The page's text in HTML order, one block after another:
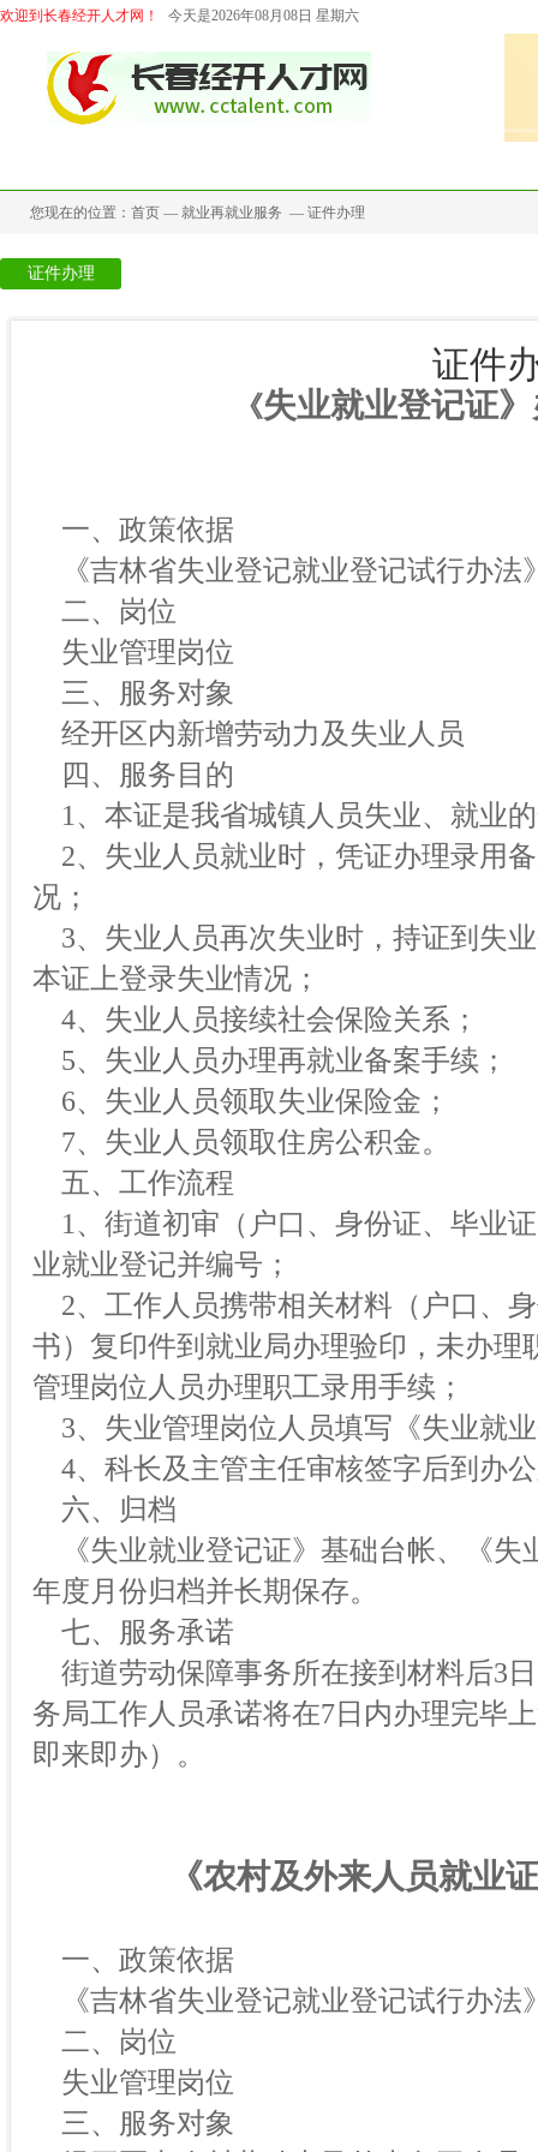
欢迎到长春经开人才网！ 今天是2026年08月08日 星期六
您现在的位置： 首页 — 就业再就业服务 — 证件办理
证件办理
证件
《失业就业登记证
一、政策依据
《吉林省失业登记就业登记试行办法
二、岗位
失业管理岗位
三、服务对象
经开区内新增劳动力及失业人员
四、服务目的
1、本证是我省城镇人员失业、就业
2、失业人员就业时，凭证办理录用
况；
3、失业人员再次失业时，持证到失
本证上登录失业情况；
4、失业人员接续社会保险关系；
5、失业人员办理再就业备案手续；
6、失业人员领取失业保险金；
7、失业人员领取住房公积金。
五、工作流程
1、街道初审（户口、身份证、毕业
业就业登记并编号；
2、工作人员携带相关材料（户口、
书）复印件到就业局办理验印，未办
管理岗位人员办理职工录用手续；
3、失业管理岗位人员填写《失业就
4、科长及主管主任审核签字后到办
六、归档
《失业就业登记证》基础台帐、《失
年度月份归档并长期保存。
七、服务承诺
街道劳动保障事务所在接到材料后3
务局工作人员承诺将在7日内办理完毕
即来即办）。
《农村及外来人员就业
一、政策依据
《吉林省失业登记就业登记试行办法
二、岗位
失业管理岗位
三、服务对象